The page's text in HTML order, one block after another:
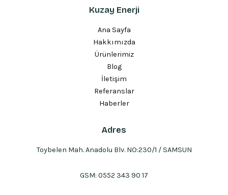
Kuzay Enerji
Ana Sayfa
Hakkımızda
Ürünlerimiz
Blog
İletişim
Referanslar
Haberler
Adres
Toybelen Mah. Anadolu Blv. NO:230/1 / SAMSUN
GSM: 0552 343 90 17